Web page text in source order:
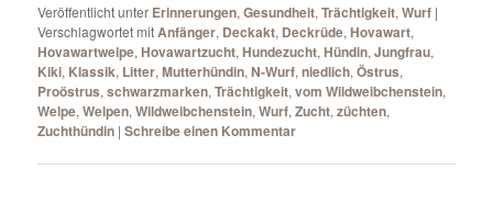
Veröffentlicht unter Erinnerungen,Gesundheit,Trächtigkeit,Wurf |
Verschlagwortet mitAnfänger, Deckakt, Deckrüde,Hovawart,
Hovawartwelpe,Hovawartzucht,Hundezucht,Hündin,Jungfrau,
Kiki, Klassik, Litter,Mutterhündin,N-Wurf,niedlich,Östrus,
Proöstrus,schwarzmarken,Trächtigkeit,vom Wildweibchenstein,
Welpe,Welpen,Wildweibchenstein,Wurf,Zucht,züchten,
Zuchthündin |Schreibe einen Kommentar